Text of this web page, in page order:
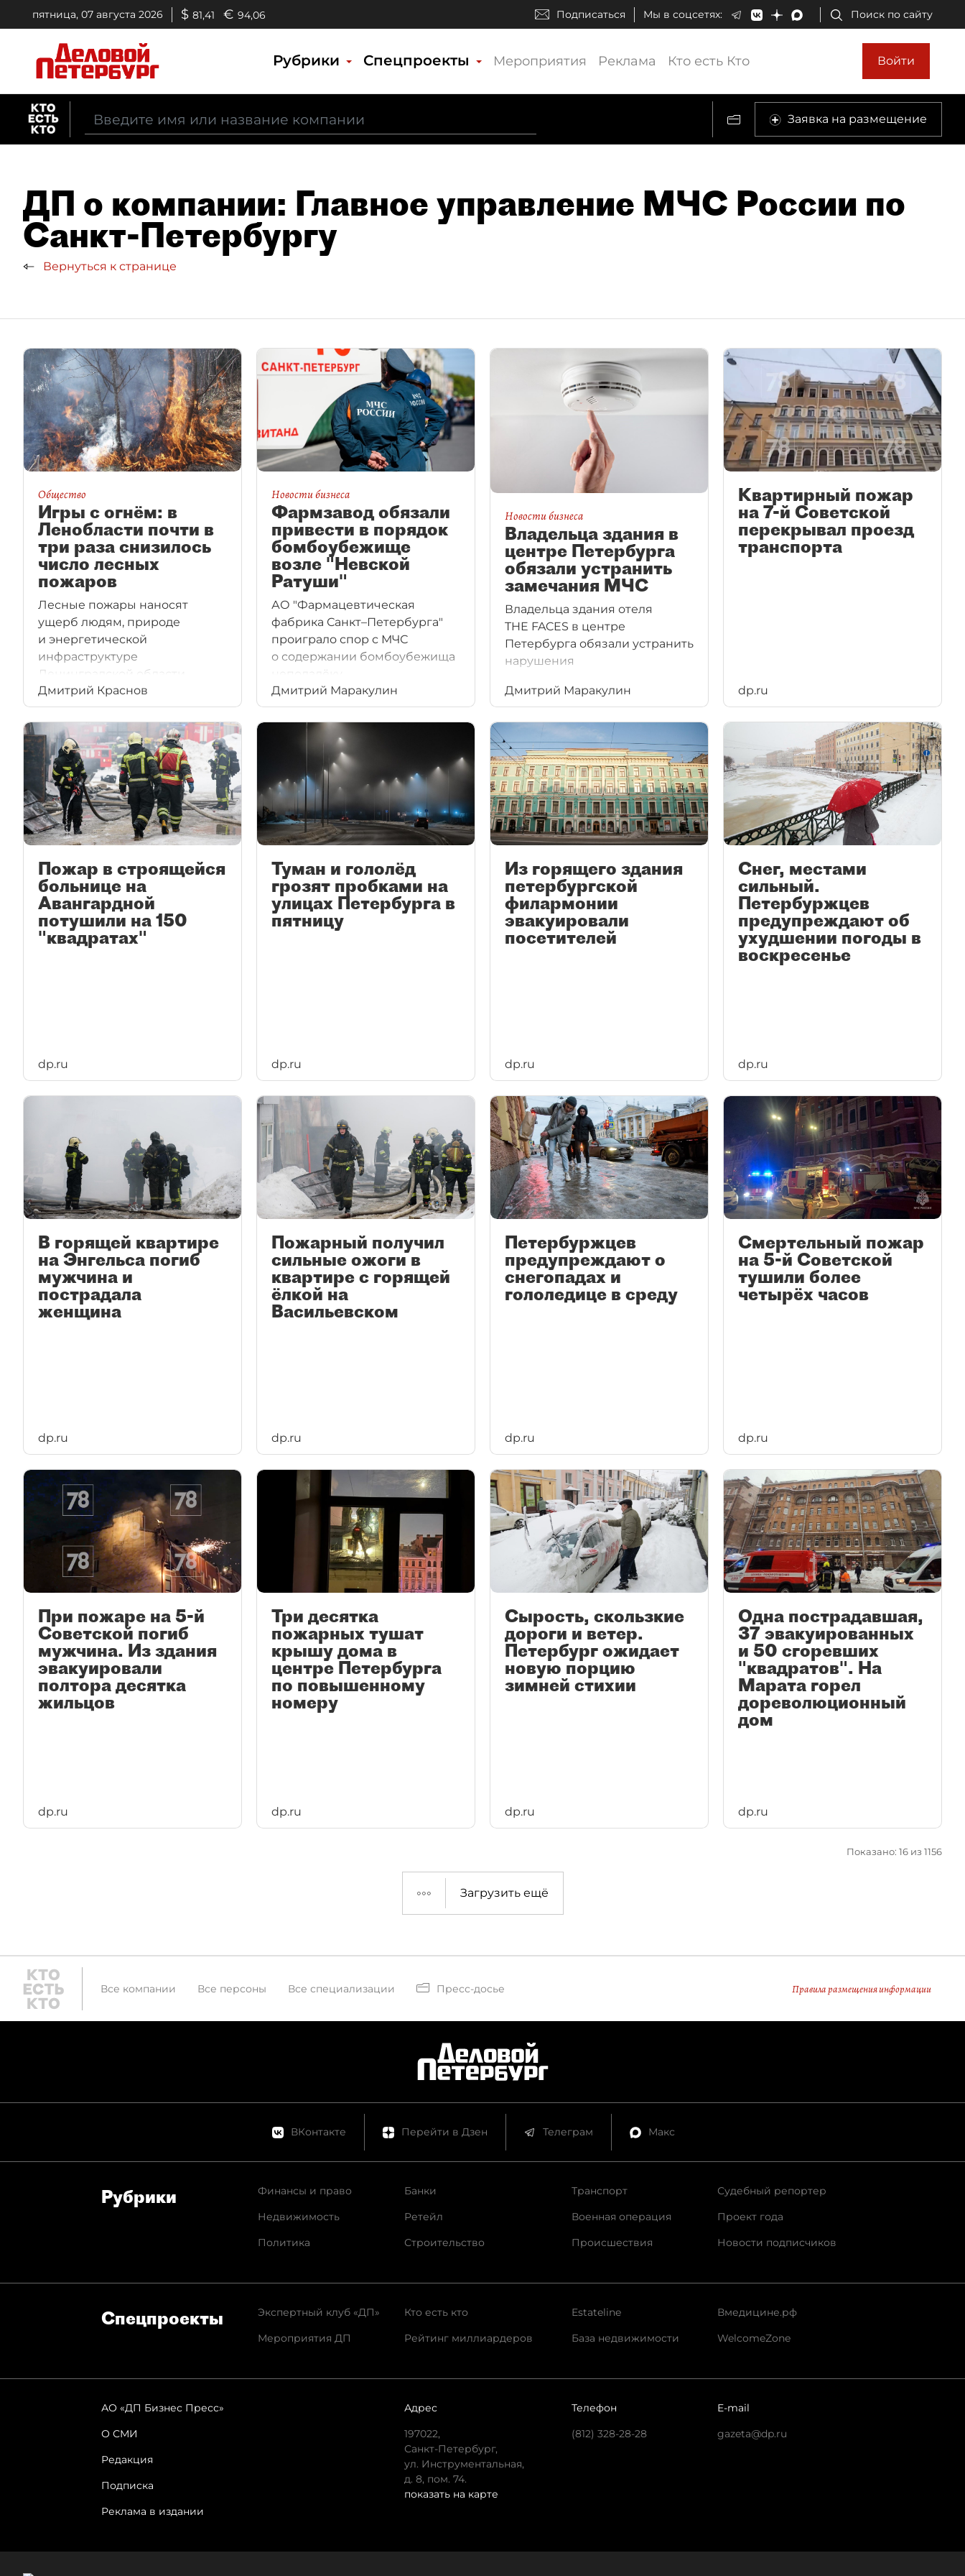
пятница, 07 августа 2026 $ 81,41 € 94,06 Подписаться Мы в соцсетях: Поиск по сайту
Рубрики Спецпроекты Мероприятия Реклама Кто есть Кто Войти
Заявка на размещение
ДП о компании: Главное управление МЧС России по
Санкт-Петербургу
Вернуться к странице
Общество
Игры с огнём: в
Ленобласти почти в
три раза снизилось
число лесных
пожаров
Лесные пожары наносят
ущерб людям, природе
и энергетической
инфраструктуре
Ленинградской области.
Дмитрий Краснов
Новости бизнеса
Фармзавод обязали
привести в порядок
бомбоубежище
возле "Невской
Ратуши"
АО "Фармацевтическая
фабрика Санкт–Петербурга"
проиграло спор с МЧС
о содержании бомбоубежища
неподалёку
от правительственного
квартала "Невская ратуша"
в центре города.
Дмитрий Маракулин
Новости бизнеса
Владельца здания в
центре Петербурга
обязали устранить
замечания МЧС
Владельца здания отеля
THE FACES в центре
Петербурга обязали устранить
нарушения
законодательства.
Дмитрий Маракулин
Квартирный пожар
на 7-й Советской
перекрывал проезд
транспорта
dp.ru
Пожар в строящейся
больнице на
Авангардной
потушили на 150
"квадратах"
dp.ru
Туман и гололёд
грозят пробками на
улицах Петербурга в
пятницу
dp.ru
Из горящего здания
петербургской
филармонии
эвакуировали
посетителей
dp.ru
Снег, местами
сильный.
Петербуржцев
предупреждают об
ухудшении погоды в
воскресенье
dp.ru
В горящей квартире
на Энгельса погиб
мужчина и
пострадала
женщина
dp.ru
Пожарный получил
сильные ожоги в
квартире с горящей
ёлкой на
Васильевском
dp.ru
Петербуржцев
предупреждают о
снегопадах и
гололедице в среду
dp.ru
Смертельный пожар
на 5-й Советской
тушили более
четырёх часов
dp.ru
При пожаре на 5-й
Советской погиб
мужчина. Из здания
эвакуировали
полтора десятка
жильцов
dp.ru
Три десятка
пожарных тушат
крышу дома в
центре Петербурга
по повышенному
номеру
dp.ru
Сырость, скользкие
дороги и ветер.
Петербург ожидает
новую порцию
зимней стихии
dp.ru
Одна пострадавшая,
37 эвакуированных
и 50 сгоревших
"квадратов". На
Марата горел
дореволюционный
дом
dp.ru
Показано: 16 из 1156
Загрузить ещё
Все компании Все персоны Все специализации Пресс-досье Правила размещения информации
ВКонтакте Перейти в Дзен Телеграм Макс
Рубрики
Финансы и право
Недвижимость
Политика
Банки
Ретейл
Строительство
Транспорт
Военная операция
Происшествия
Судебный репортер
Проект года
Новости подписчиков
Спец­проекты
Экспертный клуб «ДП»
Мероприятия ДП
Кто есть кто
Рейтинг миллиардеров
Estateline
База недвижимости
Вмедицине.рф
WelcomeZone
АО «ДП Бизнес Пресс»
О СМИ
Редакция
Подписка
Реклама в издании
Адрес
197022,
Санкт-Петербург,
ул. Инструментальная,
д. 8, пом. 74.
показать на карте
Телефон
(812) 328-28-28
E-mail
gazeta@dp.ru